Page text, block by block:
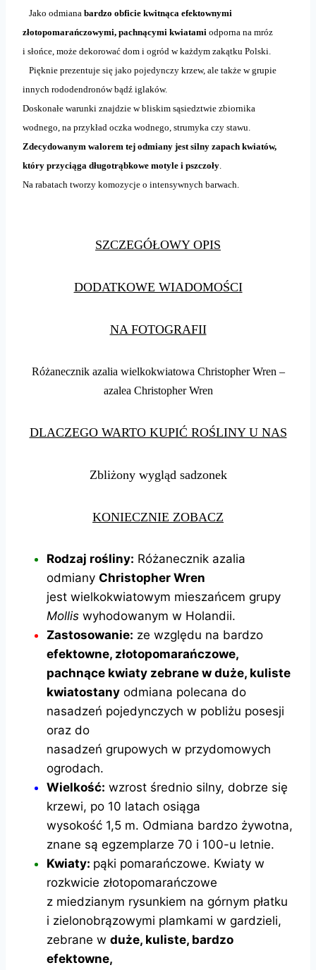
Jako odmiana bardzo obficie kwitnąca efektownymi
złotopomarańczowymi, pachnącymi kwiatami odporna na mróz
i słońce, może dekorować dom i ogród w każdym zakątku Polski.
Pięknie prezentuje się jako pojedynczy krzew, ale także w grupie
innych rododendronów bądź iglaków.
Doskonałe warunki znajdzie w bliskim sąsiedztwie zbiornika
wodnego, na przykład oczka wodnego, strumyka czy stawu.
Zdecydowanym walorem tej odmiany jest silny zapach kwiatów,
który przyciąga długotrąbkowe motyle i pszczoły.
Na rabatach tworzy komozycje o intensywnych barwach.
SZCZEGÓŁOWY OPIS
DODATKOWE WIADOMOŚCI
NA FOTOGRAFII
Różanecznik azalia wielkokwiatowa Christopher Wren –
azalea Christopher Wren
DLACZEGO WARTO KUPIĆ ROŚLINY U NAS
Zbliżony wygląd sadzonek
KONIECZNIE ZOBACZ
Rodzaj rośliny: Różanecznik azalia
odmiany Christopher Wren
jest wielkokwiatowym mieszańcem grupy
Mollis wyhodowanym w Holandii.
Zastosowanie: ze względu na bardzo
efektowne, złotopomarańczowe,
pachnące kwiaty zebrane w duże, kuliste
kwiatostany odmiana polecana do
nasadzeń pojedynczych w pobliżu posesji
oraz do
nasadzeń grupowych w przydomowych
ogrodach.
Wielkość: wzrost średnio silny, dobrze się
krzewi, po 10 latach osiąga
wysokość 1,5 m. Odmiana bardzo żywotna,
znane są egzemplarze 70 i 100-u letnie.
Kwiaty: pąki pomarańczowe. Kwiaty w
rozkwicie złotopomarańczowe
z miedzianym rysunkiem na górnym płatku
i zielonobrązowymi plamkami w gardzieli,
zebrane w duże, kuliste, bardzo
efektowne,